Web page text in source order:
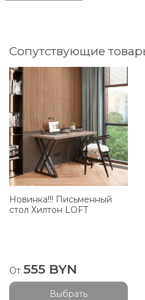
Сопутствующие
Новинка!!! Письменный
стол Хилтон LOFT
От 555 BYN
Выбрать